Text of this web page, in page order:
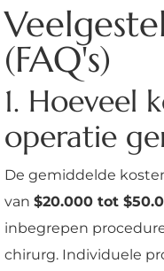
(FAQ's)
1. Hoeveel
operatie
De gemiddelde
van $20.000 tot
inbegrepen
chirurg. Individuele